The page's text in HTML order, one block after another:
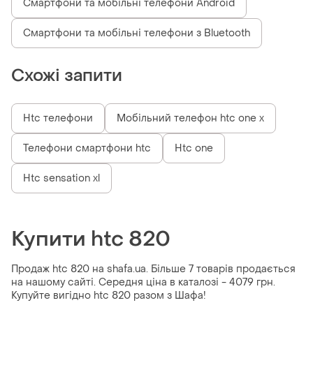
Смартфони та мобільні телефони Android
Смартфони та мобільні телефони з Bluetooth
Схожі запити
Htc телефони Мобільний телефон htc one x
Телефони смартфони htc Htc one
Htc sensation xl
Купити htc 820
Продаж htc 820 на shafa.ua. Більше 7 товарів продається
на нашому сайті. Середня ціна в каталозі - 4079 грн.
Купуйте вигідно htc 820 разом з Шафа!